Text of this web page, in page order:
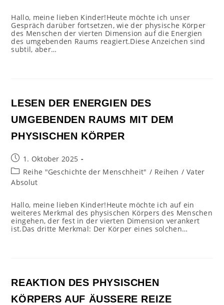
Hallo, meine lieben Kinder!Heute möchte ich unser
Gespräch darüber fortsetzen, wie der physische Körper
des Menschen der vierten Dimension auf die Energien
des umgebenden Raums reagiert.Diese Anzeichen sind
subtil, aber…
LESEN DER ENERGIEN DES
UMGEBENDEN RAUMS MIT DEM
PHYSISCHEN KÖRPER
Beitrag
veröffentlicht:
1. Oktober 2025
Beitrags-
Kategorie:
Reihe "Geschichte der Menschheit" / Reihen / Vater
Absolut
Hallo, meine lieben Kinder!Heute möchte ich auf ein
weiteres Merkmal des physischen Körpers des Menschen
eingehen, der fest in der vierten Dimension verankert
ist.Das dritte Merkmal: Der Körper eines solchen…
REAKTION DES PHYSISCHEN
KÖRPERS AUF ÄUSSERE REIZE